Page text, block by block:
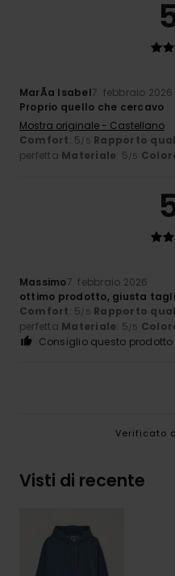
MarÃ­a Isabel7. febbraio 2026
Proprio quello che cercavo
Mostra originale - Castellano
Comfort: 5 /5 Rapporto
perfetta Materiale: 5 /5
Massimo7. febbraio 2026
ottimo prodotto, giusta
Comfort: 5 /5 Rapporto
perfetta Materiale: 5 /5
Consiglio questo prodotto
Verificato
Visti di recente